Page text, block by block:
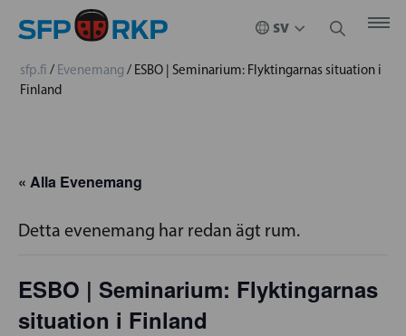
sfp.fi / Evenemang / ESBO | Seminarium: Flyktingarnas situation i
Finland
« Alla Evenemang
Detta evenemang har redan ägt rum.
ESBO | Seminarium: Flyktingarnas
situation i Finland